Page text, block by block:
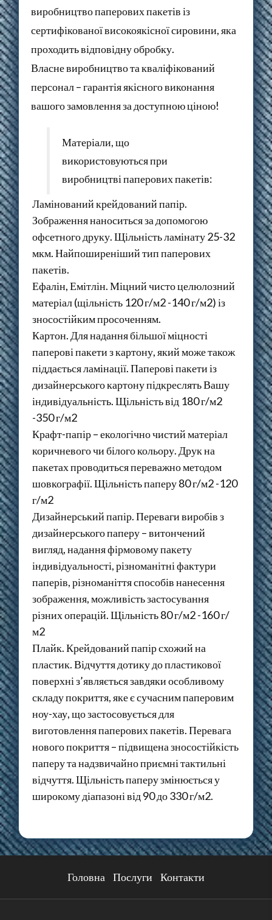
виробництво паперових пакетів із
сертифікованої високоякісної сировини, яка
проходить відповідну обробку.
Власне виробництво та кваліфікований
персонал – гарантія якісного виконання
вашого замовлення за доступною ціною!
Матеріали, що
використовуються при
виробництві паперових пакетів:
Ламінований крейдований папір.
Зображення наноситься за допомогою
офсетного друку. Щільність ламінату 25-32
мкм. Найпоширеніший тип паперових
пакетів.
Ефалін, Емітлін. Міцний чисто целюлозний
матеріал (щільність 120 г/м2 -140 г/м2) із
зносостійким просоченням.
Картон. Для надання більшої міцності
паперові пакети з картону, який може також
піддається ламінації. Паперові пакети із
дизайнерського картону підкреслять Вашу
індивідуальність. Щільність від 180 г/м2
-350 г/м2
Крафт-папір – екологічно чистий матеріал
коричневого чи білого кольору. Друк на
пакетах проводиться переважно методом
шовкографії. Щільність паперу 80 г/м2 -120
г/м2
Дизайнерський папір. Переваги виробів з
дизайнерського паперу – витончений
вигляд, надання фірмовому пакету
індивідуальності, різноманітні фактури
паперів, різноманіття способів нанесення
зображення, можливість застосування
різних операцій. Щільність 80 г/м2 -160 г/
м2
Плайк. Крейдований папір схожий на
пластик. Відчуття дотику до пластикової
поверхні з’являється завдяки особливому
складу покриття, яке є сучасним паперовим
ноу-хау, що застосовується для
виготовлення паперових пакетів. Перевага
нового покриття – підвищена зносостійкість
паперу та надзвичайно приємні тактильні
відчуття. Щільність паперу змінюється у
широкому діапазоні від 90 до 330 г/м2.
Головна Послуги Контакти